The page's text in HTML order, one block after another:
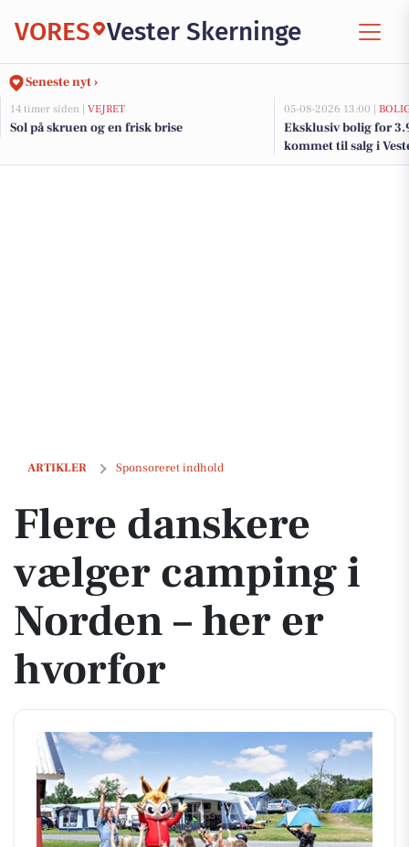
VORES Vester Skerninge
Seneste nyt ›
14 timer siden | VEJRET
Sol på skruen og en frisk brise
05-08-2026 13:00 |
Eksklusiv bolig for
kommet til salg i
og de dyreste boliger
ARTIKLER Sponsoreret indhold
Flere danskere vælger camping i Norden – her er hvorfor
Flere danskere
vælger camping i
Norden – her er
hvorfor